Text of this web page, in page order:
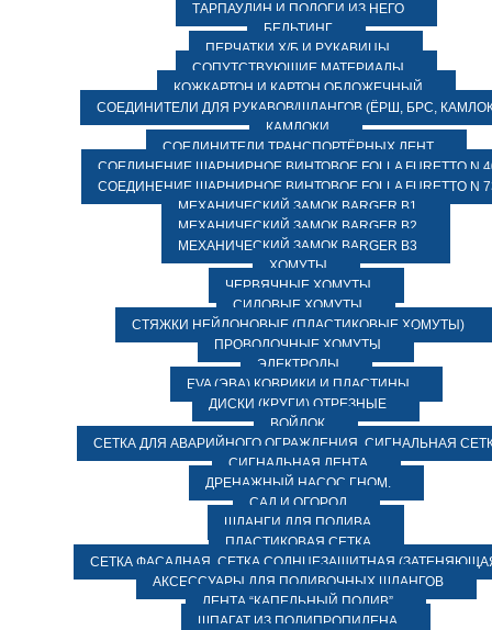
ТАРПАУЛИН И ПОЛОГИ ИЗ НЕГО
БЕЛЬТИНГ
ПЕРЧАТКИ Х/Б И РУКАВИЦЫ
СОПУТСТВУЮЩИЕ МАТЕРИАЛЫ
КОЖКАРТОН И КАРТОН ОБЛОЖЕЧНЫЙ
СОЕДИНИТЕЛИ ДЛЯ РУКАВОВ/ШЛАНГОВ (ЁРШ, БРС,
КАМЛОКИ
СОЕДИНИТЕЛИ ТРАНСПОРТЁРНЫХ ЛЕНТ
СОЕДИНЕНИЕ ШАРНИРНОЕ ВИНТОВОЕ FOLLA FURETTO N
СОЕДИНЕНИЕ ШАРНИРНОЕ ВИНТОВОЕ FOLLA FURETTO N
МЕХАНИЧЕСКИЙ ЗАМОК BARGER B1
МЕХАНИЧЕСКИЙ ЗАМОК BARGER B2
МЕХАНИЧЕСКИЙ ЗАМОК BARGER B3
ХОМУТЫ
ЧЕРВЯЧНЫЕ ХОМУТЫ
СИЛОВЫЕ ХОМУТЫ
СТЯЖКИ НЕЙЛОНОВЫЕ (ПЛАСТИКОВЫЕ ХОМУТЫ)
ПРОВОЛОЧНЫЕ ХОМУТЫ
ЭЛЕКТРОДЫ
EVA (ЭВА) КОВРИКИ И ПЛАСТИНЫ
ДИСКИ (КРУГИ) ОТРЕЗНЫЕ
ВОЙЛОК
СЕТКА ДЛЯ АВАРИЙНОГО ОГРАЖДЕНИЯ, СИГНАЛЬНАЯ
СИГНАЛЬНАЯ ЛЕНТА
ДРЕНАЖНЫЙ НАСОС ГНОМ.
САД И ОГОРОД
ШЛАНГИ ДЛЯ ПОЛИВА
ПЛАСТИКОВАЯ СЕТКА
СЕТКА ФАСАДНАЯ. СЕТКА СОЛНЦЕЗАЩИТНАЯ
АКСЕССУАРЫ ДЛЯ ПОЛИВОЧНЫХ ШЛАНГОВ
ЛЕНТА “КАПЕЛЬНЫЙ ПОЛИВ”
ШПАГАТ ИЗ ПОЛИПРОПИЛЕНА